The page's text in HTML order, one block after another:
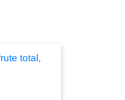
total,